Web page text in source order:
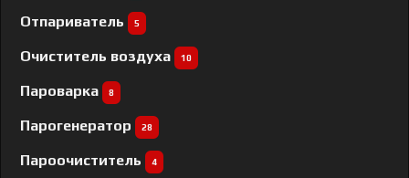
Отпариватель 5
Очиститель воздуха 10
Пароварка 8
Парогенератор 28
Пароочиститель 4